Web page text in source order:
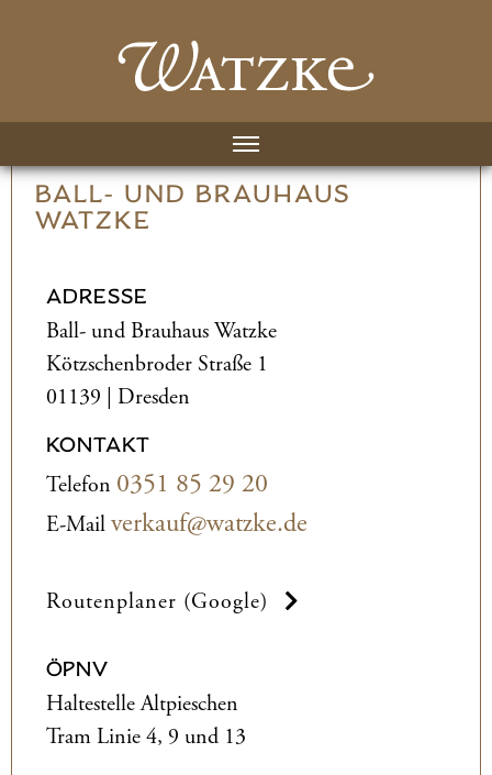
BALL- UND­ BRAUHAUS
WATZKE
ADRESSE
Ball- und­ Brauhaus Watzke
Kötzschenbroder Straße 1
01139 | Dresden
KONTAKT
Telefon 0351 85 29 20
E-Mailverkauf@watzke.de
Routenplaner (Google)
ÖPNV
Haltestelle Altpieschen
Tram Linie 4, 9 und 13